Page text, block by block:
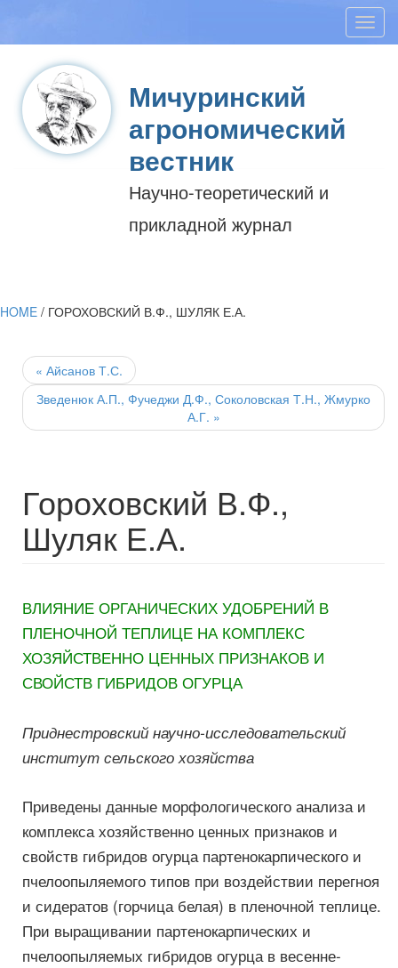
Мичуринский
агрономический
вестник
Научно-теоретический и
прикладной журнал
HOME / ГОРОХОВСКИЙ В.Ф., ШУЛЯК Е.А.
Post
navigation
« Айсанов Т.С.
Зведенюк А.П., Фучеджи Д.Ф., Соколовская Т.Н., Жмурко
А.Г. »
Гороховский В.Ф.,
Шуляк Е.А.
ВЛИЯНИЕ ОРГАНИЧЕСКИХ УДОБРЕНИЙ В
ПЛЕНОЧНОЙ ТЕПЛИЦЕ НА КОМПЛЕКС
ХОЗЯЙСТВЕННО ЦЕННЫХ ПРИЗНАКОВ И
СВОЙСТВ ГИБРИДОВ ОГУРЦА
Приднестровский научно-исследовательский
институт сельского хозяйства
Приведены данные морфологического анализа и
комплекса хозяйственно ценных признаков и
свойств гибридов огурца партенокарпического и
пчелоопыляемого типов при воздействии перегноя
и сидератов (горчица белая) в пленочной теплице.
При выращивании партенокарпических и
пчелоопыляемых гибридов огурца в весенне-